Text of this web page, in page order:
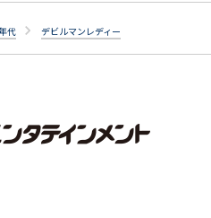
代 デビルマンレディー